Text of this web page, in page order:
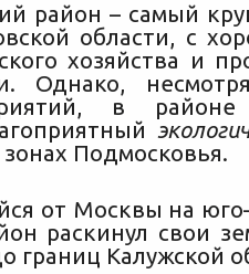
район – самый
области, с
хозяйства и
Однако,
в районе
Подмосковья.
от Москвы на
раскинул свои
границ Калужской